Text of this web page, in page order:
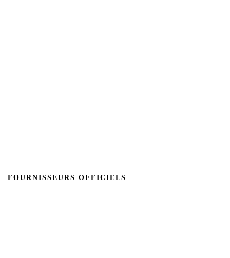
FOURNISSEURS OFFICIELS